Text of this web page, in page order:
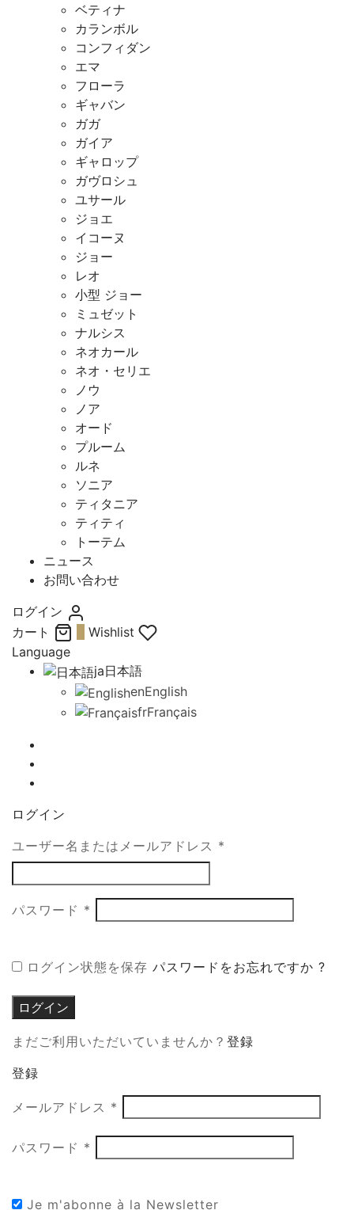
ベティナ
カランボル
コンフィダン
エマ
フローラ
ギャバン
ガガ
ガイア
ギャロップ
ガヴロシュ
ユサール
ジョエ
イコーヌ
ジョー
レオ
小型 ジョー
ミュゼット
ナルシス
ネオカール
ネオ・セリエ
ノウ
ノア
オード
プルーム
ルネ
ソニア
ティタニア
ティティ
トーテム
ニュース
お問い合わせ
ログイン
カート
Wishlist
Language
ja日本語
enEnglish
frFrançais
ログイン
ユーザー名またはメールアドレス *
パスワード *
ログイン状態を保存 パスワードをお忘れですか ?
ログイン
まだご利用いただいていませんか？ 登録
登録
メールアドレス *
パスワード *
Je m'abonne à la Newsletter